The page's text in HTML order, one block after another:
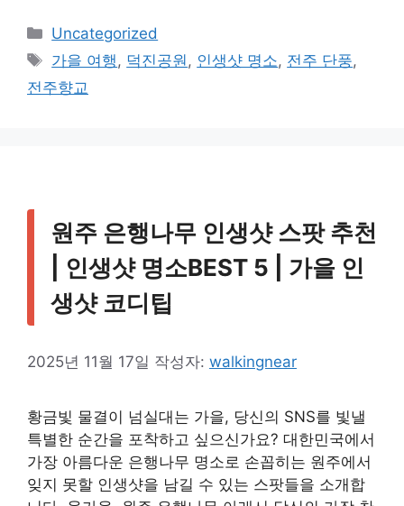
카
테
고
리
Uncategorized
태
그
가을 여행 , 덕진공원 , 인생샷 명소, 전주 단풍,
전주향교
원주 은행나무 인생샷 스팟 추천
| 인생샷 명소BEST 5 | 가을 인
생샷 코디팁
2025년 11월 17일 작성자: walkingnear
황금빛 물결이 넘실대는 가을, 당신의 SNS를 빛낼
특별한 순간을 포착하고 싶으신가요? 대한민국에서
가장 아름다운 은행나무 명소로 손꼽히는 원주에서
잊지 못할 인생샷을 남길 수 있는 스팟들을 소개합